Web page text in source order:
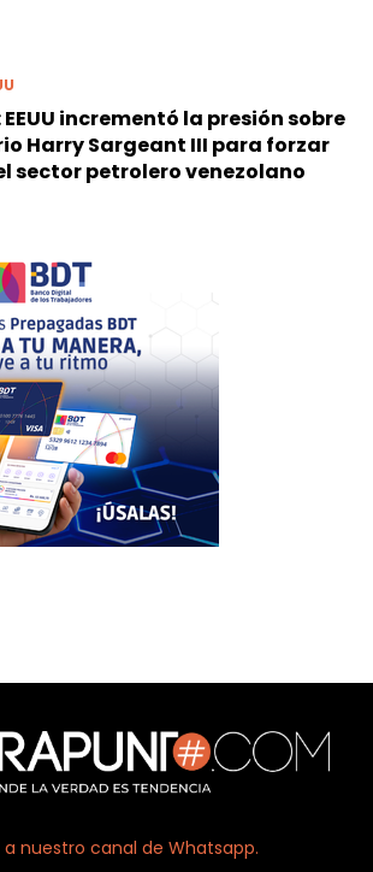
incrementó la presión sobre
Harry Sargeant III para forzar
sector petrolero venezolano
a nuestro canal de Whatsapp.